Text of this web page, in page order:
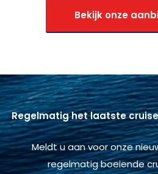
Bekijk onze
Regelmatig het laatste
Meldt u aan voor onze
regelmatig boeiende